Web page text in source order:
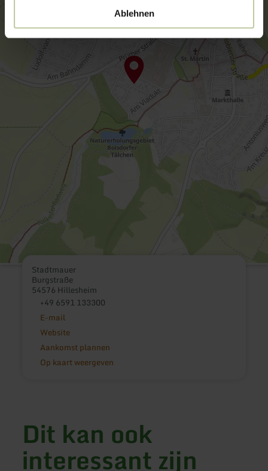
Ablehnen
Stadtmauer
Burgstraße
54576 Hillesheim
+49 6591 133300
E-mail
Website
Aankomst plannen
Op kaart weergeven
Dit kan ook
interessant zijn